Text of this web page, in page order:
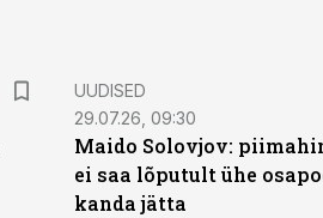
UUDISED
29.07.26, 09:30
Maido Solovjov:
ei saa lõputult ühe
kanda jätta